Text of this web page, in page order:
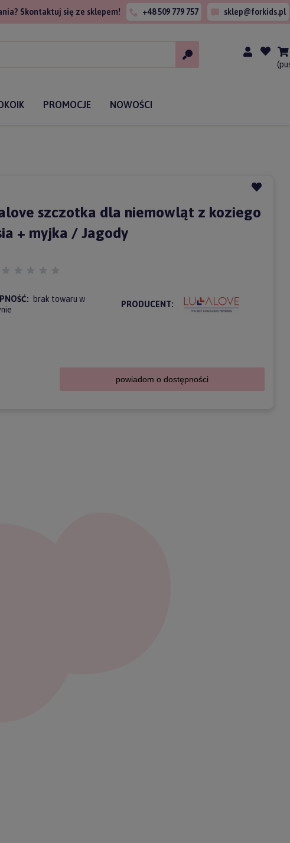
Skontaktuj się ze sklepem! +48 509 779 757 sklep@forkids.pl
PROMOCJE NOWOŚCI
szczotka dla niemowląt z koziego
+ myjka / Jagody
brak towaru w
PRODUCENT:
powiadom o dostępności